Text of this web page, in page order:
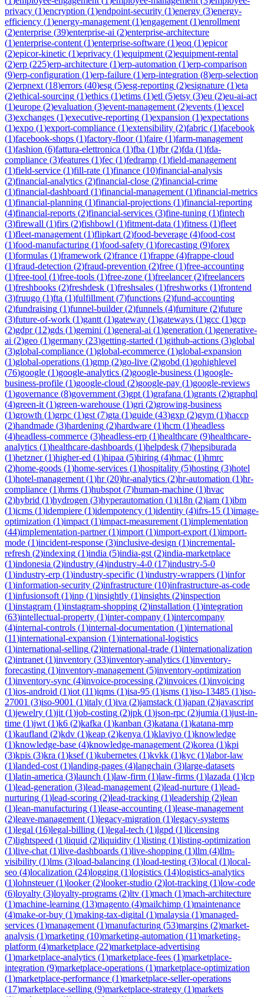
privacy (1)encryption (1)endpoint-security (1)energy (3)energy-
efficiency (1)energy-management (1)engagement (1)enrollment
(2)enterprise (39)enterprise-ai (2)enterprise-architecture
(1)enterprise-content (1)enterprise-software (1)eoq (1)epicor
(2)epicor-kinetic (1)eprivacy (1)equipment (2)equipment-rental
(2)erp (225)erp-architecture (1)erp-automation (1)erp-comparison
(9)erp-configuration (1)erp-failure (1)erp-integration (8)erp-selection
(2)erpnext (18)errors (40)esg (5)esg-reporting (2)esignature (1)eta
(2)ethical-sourcing (1)ethics (1)etims (1)etl (5)etsy (3)eu (2)eu-ai-act
(1)europe (2)evaluation (3)event-management (2)events (1)excel
(3)exchanges (1)executive-reporting (1)expansion (1)expectations
(1)expo (1)export-compliance (1)extensibility (2)fabric (1)facebook
(1)facebook-shops (1)factory-floor(1)faire (1)farm-management
(1)fashion (6)fattura-elettronica (1)fba (1)fbr(2)fda (1)fda-
compliance (3)features (1)fec (1)fedramp (1)field-management
(1)field-service (1)fill-rate (1)finance (10)financial-analysis
(2)financial-analytics (2)financial-close (2)financial-crime
(1)financial-dashboard (1)financial-management (1)financial-metrics
(1)financial-planning (1)financial-projections (1)financial-reporting
(4)financial-reports (2)financial-services (3)fine-tuning (1)fintech
(3)firewall (1)firs (2)fishbowl (1)fitment-data (1)fitness (1)fleet
(1)fleet-management (1)flipkart (2)food-beverage (4)food-cost
(1)food-manufacturing (1)food-safety (1)forecasting (9)forex
(1)formulas (1)framework (2)france (1)frappe (4)frappe-cloud
(1)fraud-detection (2)fraud-prevention (2)free (1)free-accounting
(1)free-tool (1)free-tools (1)free-zone (1)freelancer(2)freelancers
(1)freshbooks (2)freshdesk (1)freshsales (1)freshworks (1)frontend
(3)fruugo (1)fta (1)fulfillment (7)functions (2)fund-accounting
(2)fundraising (1)funnel-builder(2)funnels (4)furniture (2)future
(3)future-of-work (1)gantt (1)gateway (1)gateways (1)gcc (1)gcp
(2)gdpr(12)gds (1)gemini (1)general-ai (1)generation (1)generative-
ai (2)geo (1)germany (23)getting-started (1)github-actions (3)global
(3)global-compliance (1)global-ecommerce (1)global-expansion
(1)global-operations (1)gmp (2)go-live (2)gobd (1)gohighlevel
(76)google (1)google-analytics (2)google-business (1)google-
business-profile (1)google-cloud (2)google-pay (1)google-reviews
(1)governance (8)government (3)gpt (1)grafana (1)grants (2)graphql
(4)green-it (1)green-warehouse (1)gri (2)growing-business
(1)growth (1)grpc (1)gst (7)gta (1)guide (43)gxp (2)gym (1)haccp
(2)handmade (3)hardening (2)hardware (1)hcm (1)headless
(4)headless-commerce (3)headless-erp (1)healthcare (9)healthcare-
analytics (1)healthcare-dashboards (1)helpdesk (7)hepsiburada
(1)hetzner(1)higher-ed (1)hipaa (5)hiring (4)hmac (1)hmrc
(2)home-goods (1)home-services (1)hospitality (5)hosting (3)hotel
(1)hotel-management (1)hr(20)hr-analytics (2)hr-automation (1)hr-
compliance (1)hrms (1)hubspot (7)human-machine (1)hvac
(2)hybrid (1)hydrogen (3)hyperautomation (1)i18n (2)iam (1)ibm
(1)icms (1)idempiere (1)idempotency (1)identity (4)ifrs-15 (1)image-
optimization (1)impact (1)impact-measurement (1)implementation
(44)implementation-partner(1)import (1)import-export (1)import-
mode (1)incident-response (3)inclusive-design (1)incremental-
refresh (2)indexing (1)india (5)india-gst (2)india-marketplace
(1)indonesia (2)industry (4)industry-4-0 (17)industry-5-0
(1)industry-erp (1)industry-specific (1)industry-wrappers (1)infor
(1)information-security (2)infrastructure (10)infrastructure-as-code
(1)infusionsoft (1)inp (1)insightly (1)insights (2)inspection
(1)instagram (1)instagram-shopping (2)installation (1)integration
(63)intellectual-property (1)inter-company (1)intercompany
(4)internal-controls (1)internal-documentation (1)international
(11)international-expansion (1)international-logistics
(1)international-selling (2)international-trade (1)internationalization
(2)intranet (1)inventory (33)inventory-analytics (1)inventory-
forecasting (1)inventory-management (5)inventory-optimization
(1)inventory-sync (4)invoice-processing (2)invoices (1)invoicing
(1)ios-android (1)iot (11)iqms (1)isa-95 (1)isms (1)iso-13485 (1)iso-
27001 (3)iso-9001 (1)italy (1)iva (2)jamstack (1)japan (2)javascript
(1)jewelry (1)jit (1)job-costing (2)jpk (1)json-rpc (2)jumia (1)just-in-
time (1)jwt (1)k6 (2)kafka (1)kanban (3)katana (1)katana-mrp
(1)kaufland (2)kdv (1)keap (2)kenya (1)klaviyo (1)knowledge
(1)knowledge-base (4)knowledge-management (2)korea (1)kpi
(3)kpis (3)kra (1)ksef(1)kubernetes (1)kvkk (1)kyc (1)labor-law
(1)landed-cost (1)landing-pages (4)langchain (3)large-datasets
(1)latin-america (3)launch (1)law-firm (1)law-firms (1)lazada (1)lcp
(1)lead-generation (3)lead-management (2)lead-nurture (1)lead-
nurturing (1)lead-scoring (2)lead-tracking (1)leadership (2)lean
(1)lean-manufacturing (1)lease-accounting (1)lease-management
(2)leave-management (1)legacy-migration (1)legacy-systems
(1)legal (16)legal-billing (1)legal-tech (1)lgpd (1)licensing
(7)lightspeed (1)liquid (2)liquidity (1)listing (1)listing-optimization
(1)live-chat (1)live-dashboards (1)live-shopping (1)llm (4)llm-
visibility (1)lms (3)load-balancing (1)load-testing (3)local (1)local-
seo (4)localization (24)logging (1)logistics (14)logistics-analytics
(1)lohnsteuer(1)looker(2)looker-studio (2)lot-tracking (1)low-code
(6)loyalty (3)loyalty-programs (2)ltv (1)mach (1)mach-architecture
(1)machine-learning (13)magento (4)mailchimp (1)maintenance
(4)make-or-buy (1)making-tax-digital (1)malaysia (1)managed-
services (1)management (1)manufacturing (53)margins (2)market-
analysis (1)marketing (10)marketing-automation (11)marketing-
platform (4)marketplace (22)marketplace-advertising
(1)marketplace-analytics (1)marketplace-fees (1)marketplace-
integration (9)marketplace-operations (1)marketplace-optimization
(1)marketplace-performance (1)marketplace-seller-operations
(17)marketplace-selling (9)marketplace-strategy (1)markets